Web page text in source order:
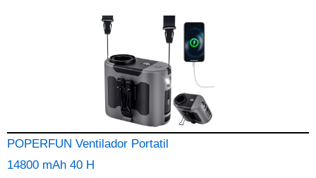
POPERFUN Ventilador Portatil
14800 mAh 40 H